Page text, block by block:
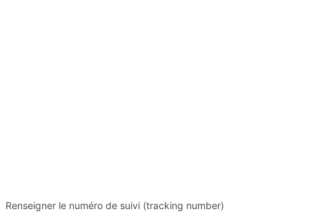
Renseigner le numéro de suivi (tracking number)